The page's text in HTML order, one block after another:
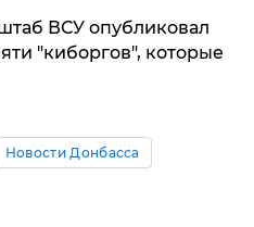
ВСУ опубликовал
"киборгов", которые
Новости Донбасса